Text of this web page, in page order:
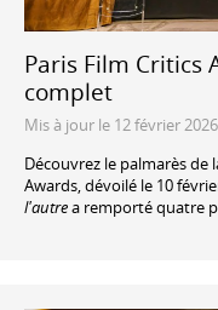
Paris Film Critics
complet
Mis à jour le 12 février
Découvrez le palmarès de
Awards, dévoilé le 10
l'autrea remporté quatre